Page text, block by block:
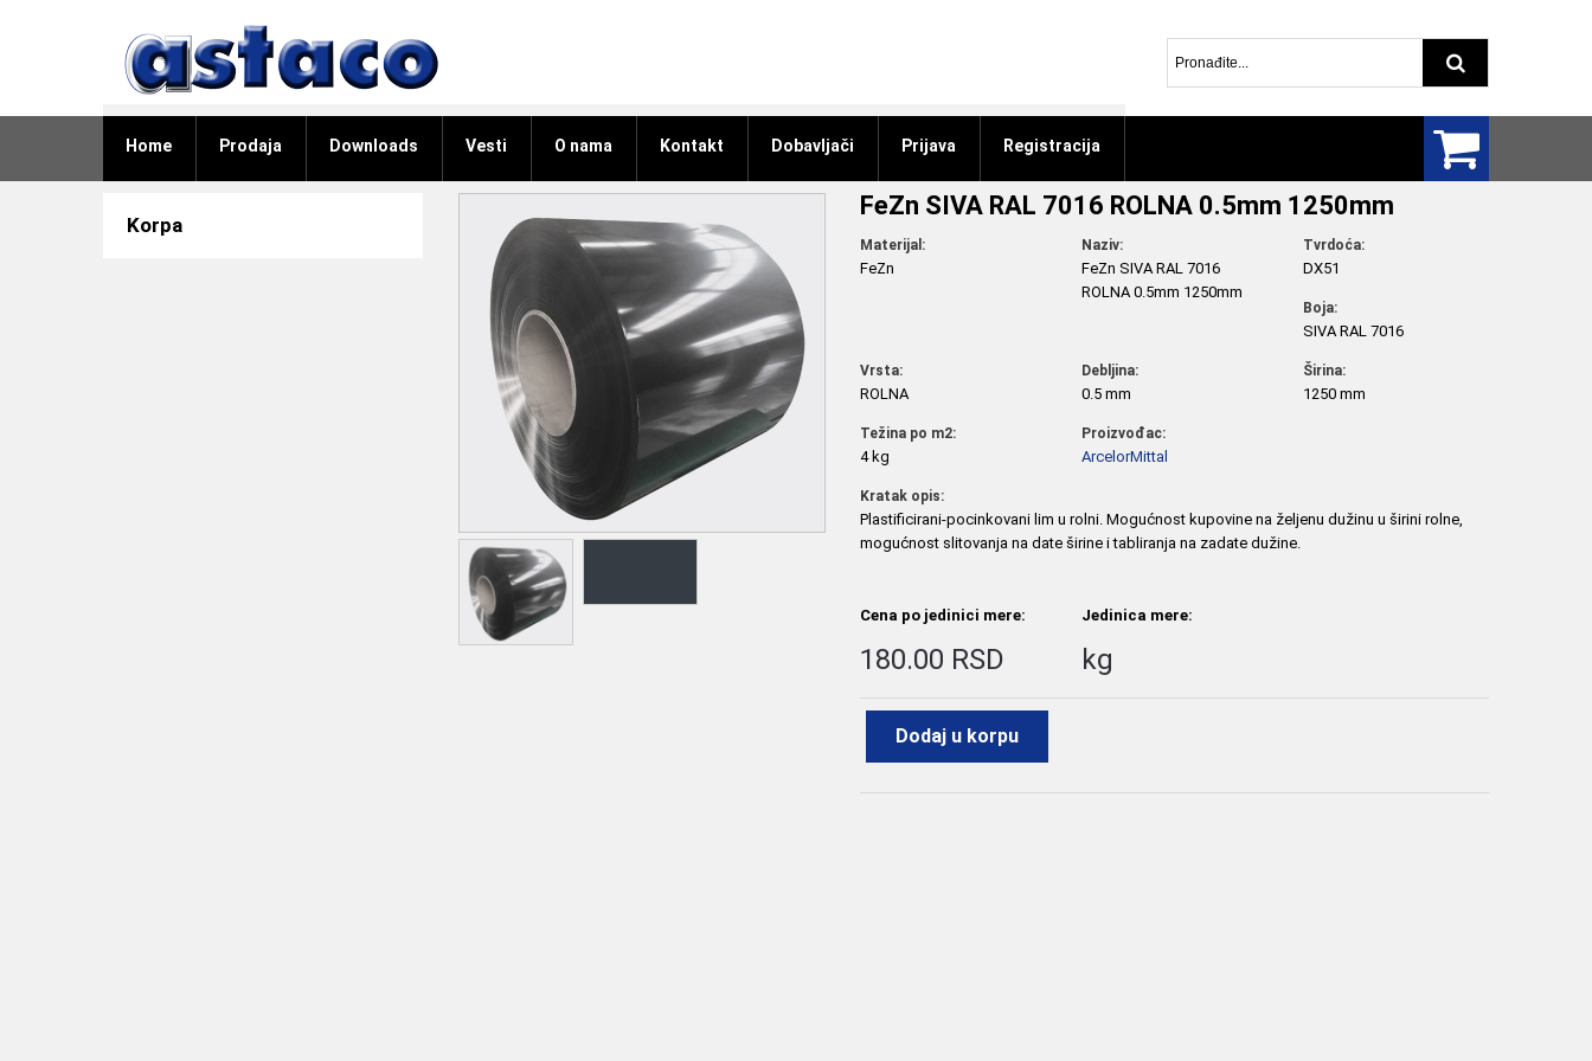
Pretraga
Home Prodaja Downloads Vesti O nama Kontakt Dobavljači Prijava Registracija
FeZn SIVA RAL 7016 ROLNA 0.5mm 1250mm
Materijal:
FeZn
Naziv:
FeZn SIVA RAL 7016
ROLNA 0.5mm 1250mm
Tvrdoća:
DX51
Boja:
SIVA RAL 7016
Vrsta:
ROLNA
Debljina:
0.5 mm
Širina:
1250 mm
Težina po m2:
4 kg
Proizvođac:
ArcelorMittal
Kratak opis:
Plastificirani-pocinkovani lim u rolni. Mogućnost kupovine na željenu dužinu u širini rolne,
mogućnost slitovanja na date širine i tabliranja na zadate dužine.
Cena po jedinici mere:
180.00 RSD
Jedinica mere:
kg
Dodaj u korpu
Korpa